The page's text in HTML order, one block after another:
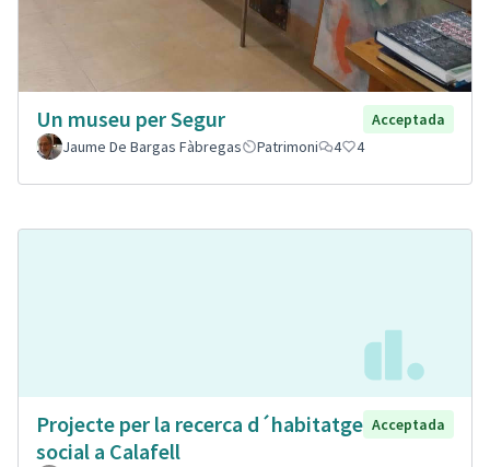
Un museu per Segur
Acceptada
Jaume De Bargas Fàbregas
Patrimoni 4 4
Projecte per la recerca d´habitatge
social a Calafell
Acceptada